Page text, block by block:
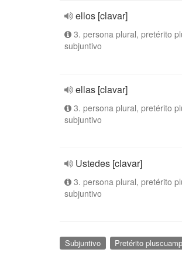
ellos [clavar]
3. persona plural, pretérito
subjuntivo
ellas [clavar]
3. persona plural, pretérito
subjuntivo
Ustedes [clavar]
3. persona plural, pretérito
subjuntivo
Subjuntivo Pretérito